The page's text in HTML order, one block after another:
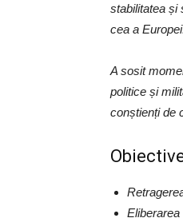
stabilitatea și
cea a
A sosit
politice și
conștienți de